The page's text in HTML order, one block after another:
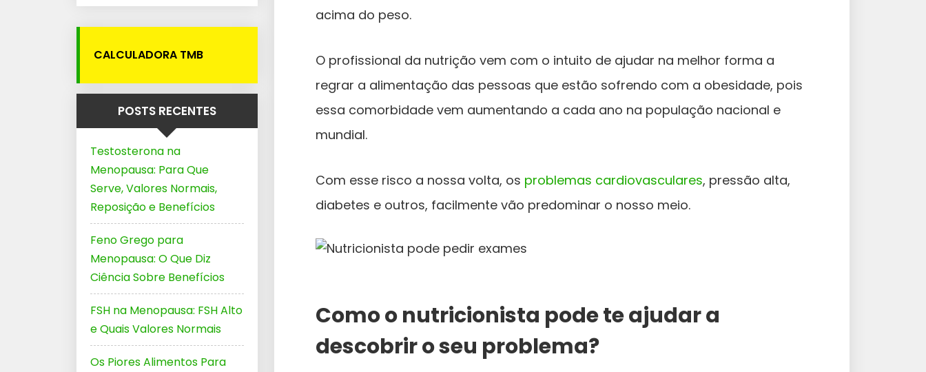
acima do peso.
O profissional da nutrição vem com o intuito de ajudar na melhor forma a
regrar a alimentação das pessoas que estão sofrendo com a obesidade, pois
essa comorbidade vem aumentando a cada ano na população nacional e
mundial.
Com esse risco a nossa volta, os problemas cardiovasculares, pressão alta,
diabetes e outros, facilmente vão predominar o nosso meio.
Como o nutricionista pode te ajudar a
descobrir o seu problema?
CALCULADORA TMB
POSTS RECENTES
Testosterona na
Menopausa: Para Que
Serve, Valores Normais,
Reposição e Benefícios
Feno Grego para
Menopausa: O Que Diz
Ciência Sobre Benefícios
FSH na Menopausa: FSH Alto
e Quais Valores Normais
Os Piores Alimentos Para